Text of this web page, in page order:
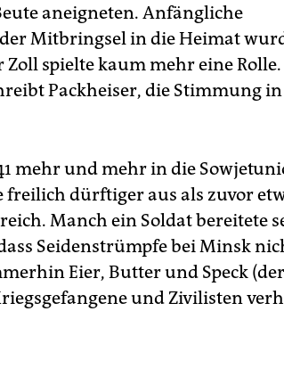
aneigneten. Anfängliche
Mitbringsel in die Heimat
Zoll spielte kaum mehr eine
Packheiser, die Stimmung
mehr und mehr in die
freilich dürftiger aus als zuvor
Manch ein Soldat bereitete
Seidenstrümpfe bei Minsk
Eier, Butter und Speck
und Zivilisten